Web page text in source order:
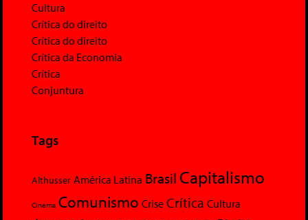
Cultura
Crítica do direito
Crítica do direito
Crítica da Economia
Crítica
Conjuntura
Tags
Althusser América Latina Brasil Capitalismo
Cinema Comunismo Crise Crítica Cultura